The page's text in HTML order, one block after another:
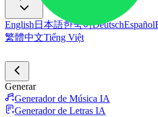
English 日本語한국어DeutschEspañol
繁體中文Tiếng Việt
Generar
Generador de Música IA
Generador de Letras IA